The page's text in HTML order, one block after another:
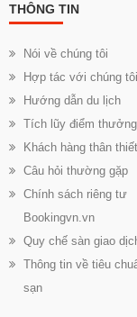
THÔNG TIN
Nói về chúng tôi
Hợp tác với chúng tôi
Hướng dẫn du lịch
Tích lũy điểm thưởng
Khách hàng thân thiết
Câu hỏi thường gặp
Chính sách riêng tư
Bookingvn.vn
Quy chế sàn giao
Thông tin về tiêu
sạn